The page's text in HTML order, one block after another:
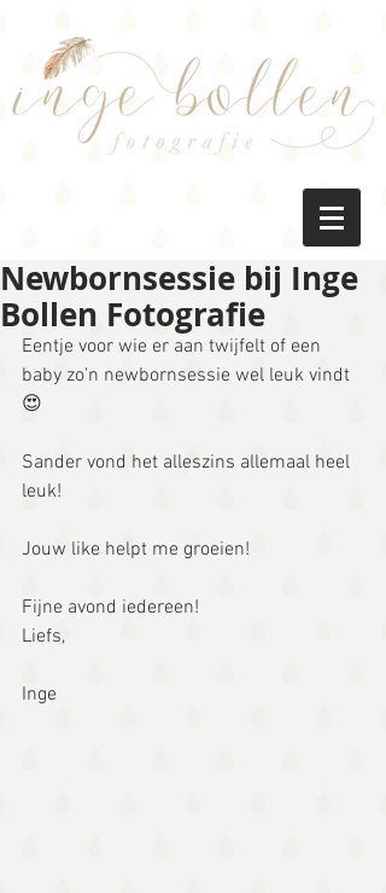
Newbornsessie bij Inge
Bollen Fotografie
Eentje voor wie er aan twijfelt of een
baby zo'n newbornsessie wel leuk vindt
😍
Sander vond het alleszins allemaal heel
leuk!
Jouw like helpt me groeien!
Fijne avond iedereen!
Liefs,
Inge